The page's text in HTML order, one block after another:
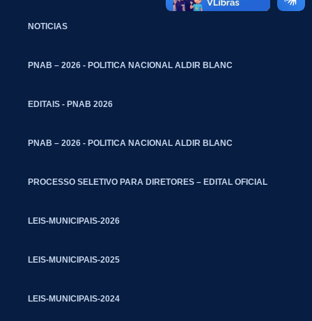
NOTICIAS
PNAB – 2026 - POLITICA NACIONAL ALDIR BLANC
EDITAIS - PNAB 2026
PNAB – 2026 - POLITICA NACIONAL ALDIR BLANC
PROCESSO SELETIVO PARA DIRETORES – EDITAL OFICIAL
LEIS-MUNICIPAIS-2026
LEIS-MUNICIPAIS-2025
LEIS-MUNICIPAIS-2024